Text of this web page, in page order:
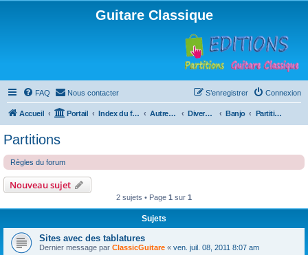
Guitare Classique
FAQ Nous contacter Connexion
S’enregistrer
Accueil Portail Index du forum Autres instruments à cordes pincées, ou styles Divers instruments Banjo Partitions
Partitions
Règles du forum
Nouveau sujet
2 sujets • Page 1 sur 1
Sujets
Sites avec des tablatures
Dernier message par ClassicGuitare « ven. juil. 08, 2011 8:07 am